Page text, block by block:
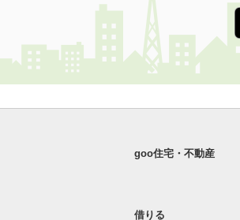
goo住宅・不動産
借りる